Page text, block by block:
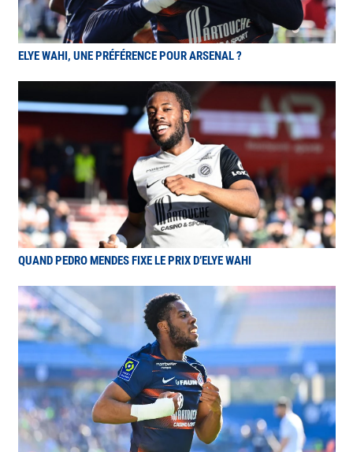
ELYE WAHI, UNE PRÉFÉRENCE POUR ARSENAL ?
QUAND PEDRO MENDES FIXE LE PRIX D’ELYE WAHI